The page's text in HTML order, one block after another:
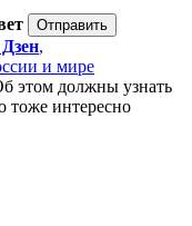
,
и мире
этом должны узнать
тоже интересно